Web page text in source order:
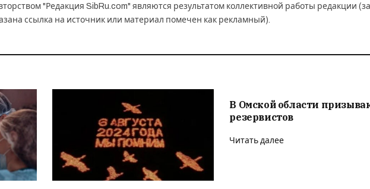
"Редакция SibRu.com" являются результатом коллективной работы редакции (за
ссылка на источник или материал помечен как рекламный).
В Омской области
резервистов
Читать далее